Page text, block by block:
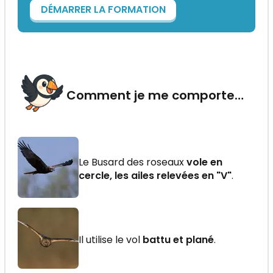
DÉMARRER LA FORMATION
Comment je me comporte…
Le Busard des roseauxvole en
cercle, les ailes relevées en "V".
Il utilise le vol battu et plané.